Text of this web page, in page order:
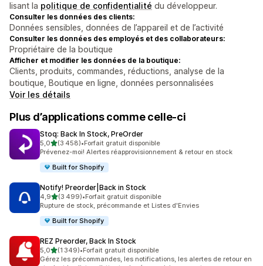
lisant la politique de confidentialité du développeur.
Consulter les données des clients:
Données sensibles, données de l’appareil et de l’activité
Consulter les données des employés et des collaborateurs:
Propriétaire de la boutique
Afficher et modifier les données de la boutique:
Clients, produits, commandes, réductions, analyse de la
boutique, Boutique en ligne, données personnalisées
Voir les détails
Plus d’applications comme celle-ci
Stoq: Back In Stock, PreOrder
5,0étoile(s) sur 5
(3 458)
3458 avis au total
•Forfait gratuit disponible
Prévenez-moi! Alertes réapprovisionnement & retour en stock
Built for Shopify
Notify! Preorder|Back in Stock
4,9étoile(s) sur 5
(3 499)
3499 avis au total
•Forfait gratuit disponible
Rupture de stock, précommande et Listes d'Envies
Built for Shopify
REZ Preorder, Back In Stock
5,0étoile(s) sur 5
(1 349)
1349 avis au total
•Forfait gratuit disponible
Gérez les précommandes, les notifications, les alertes de retour en